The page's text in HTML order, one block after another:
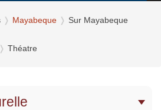
Mayabeque Sur Mayabeque
Théatre